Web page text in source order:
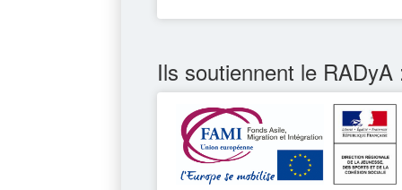
Ils soutiennent le RADyA